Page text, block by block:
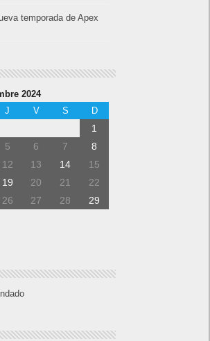
temporada de Apex
2024
J V S D
1
5 6 7
8
12 13 14
15
19 20 21
22
26 27 28
29